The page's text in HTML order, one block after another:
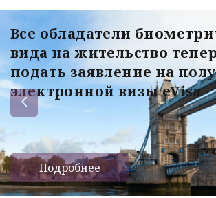
Все обладатели
вида на жительство
подать заявление на
электронной визы eVisa
Подробнее